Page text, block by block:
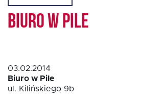
Dlaczego TISE?
Oferta dla MSP
Biuro w Pile
03.02.2014
Biuro w Pile
ul. Kilińskiego 9b